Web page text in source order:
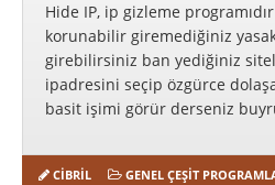
Hide IP, ip gizleme
korunabilir giremediğiniz
girebilirsiniz ban yediğiniz
ipadresini seçip özgürce
basit işimi görür derseniz
CIBRIL GENEL ÇEŞIT